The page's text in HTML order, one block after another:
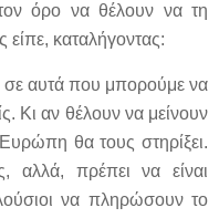
τον όρο να θέλουν να τη
καταλήγοντας:
σε αυτά που μπορούμε να
Κι αν θέλουν να μείνουν
θα τους στηρίξει.
αλλά, πρέπει να είναι
να πληρώσουν το